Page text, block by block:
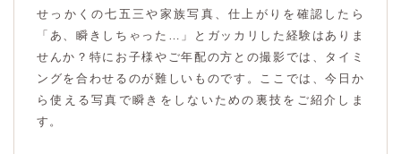
せっかくの七五三や家族写真、仕上がりを確認したら
「あ、瞬きしちゃった…」とガッカリした経験はありま
せんか？特にお子様やご年配の方との撮影では、タイミ
ングを合わせるのが難しいものです。ここでは、今日か
ら使える写真で瞬きをしないための裏技をご紹介しま
す。